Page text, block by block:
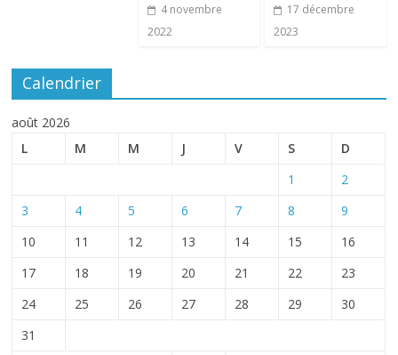
4 novembre
2022
17 décembre
2023
Calendrier
août 2026
L
M M J V S D
1
2
3
4 5 6 7 8
9
10
11 12 13 14 15
16
17
18 19 20 21 22
23
24
25 26 27 28 29
30
31